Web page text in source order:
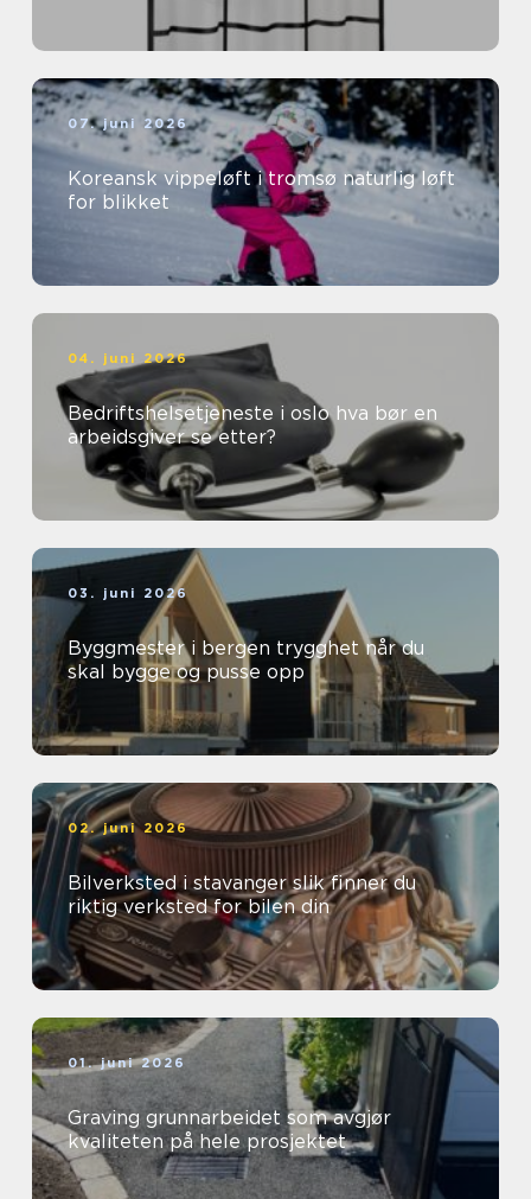
07. juni 2026
Koreansk vippeløft i tromsø naturlig løft
for blikket
04. juni 2026
Bedriftshelsetjeneste i oslo hva bør en
arbeidsgiver se etter?
03. juni 2026
Byggmester i bergen trygghet når du
skal bygge og pusse opp
02. juni 2026
Bilverksted i stavanger slik finner du
riktig verksted for bilen din
01. juni 2026
Graving grunnarbeidet som avgjør
kvaliteten på hele prosjektet